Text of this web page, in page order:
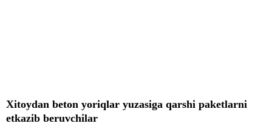
Xitoydan beton yoriqlar yuzasiga qarshi paketlarni
etkazib beruvchilar